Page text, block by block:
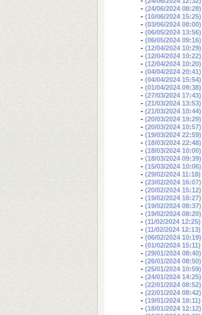
- (24/06/2024 08:28)
- (10/06/2024 15:25)
- (03/06/2024 08:00)
- (06/05/2024 13:56)
- (06/05/2024 09:16)
- (12/04/2024 10:29)
- (12/04/2024 10:22)
- (12/04/2024 10:20)
- (04/04/2024 20:41)
- (04/04/2024 15:54)
- (01/04/2024 09:38)
- (27/03/2024 17:43)
- (21/03/2024 13:53)
- (21/03/2024 10:44)
- (20/03/2024 19:29)
- (20/03/2024 10:57)
- (19/03/2024 22:59)
- (18/03/2024 22:48)
- (18/03/2024 10:00)
- (18/03/2024 09:39)
- (15/03/2024 10:06)
- (29/02/2024 11:18)
- (23/02/2024 16:07)
- (20/02/2024 15:12)
- (19/02/2024 16:27)
- (19/02/2024 08:37)
- (19/02/2024 08:20)
- (11/02/2024 12:25)
- (11/02/2024 12:13)
- (06/02/2024 10:19)
- (01/02/2024 15:11)
- (29/01/2024 08:40)
- (26/01/2024 08:50)
- (25/01/2024 10:59)
- (24/01/2024 14:25)
- (22/01/2024 08:52)
- (22/01/2024 08:42)
- (19/01/2024 18:11)
- (18/01/2024 12:12)